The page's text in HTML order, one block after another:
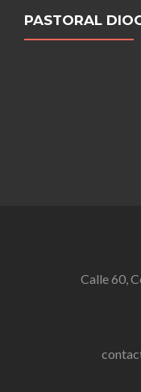
PASTORAL
Calle 60,